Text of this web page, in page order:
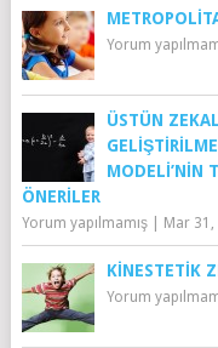
Yorum
ÜSTÜN
MODELI’NIN
ÖNERILER
Yorum yapılmamış| Mar 31,
KINESTETIK
Yorum